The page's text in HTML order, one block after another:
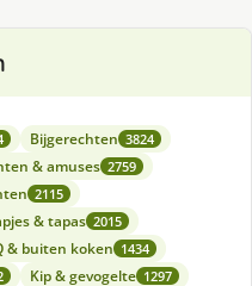
Bijgerechten 3824
& amuses 2759
2115
& tapas 2015
& buiten koken 1434
Kip & gevogelte 1297